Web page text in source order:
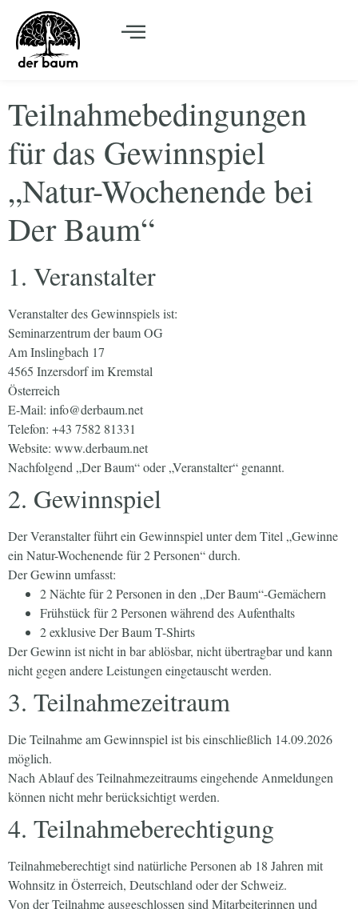
Teilnahmebedingungen
für das Gewinnspiel
„Natur-Wochenende bei
Der Baum“
1. Veranstalter
Veranstalter des Gewinnspiels ist:
Seminarzentrum der baum OG
Am Inslingbach 17
4565 Inzersdorf im Kremstal
Österreich
E-Mail: info@derbaum.net
Telefon: +43 7582 81331
Website: www.derbaum.net
Nachfolgend „Der Baum“ oder „Veranstalter“ genannt.
2. Gewinnspiel
Der Veranstalter führt ein Gewinnspiel unter dem Titel „Gewinne
ein Natur-Wochenende für 2 Personen“ durch.
Der Gewinn umfasst:
2 Nächte für 2 Personen in den „Der Baum“-Gemächern
Frühstück für 2 Personen während des Aufenthalts
2 exklusive Der Baum T-Shirts
Der Gewinn ist nicht in bar ablösbar, nicht übertragbar und kann
nicht gegen andere Leistungen eingetauscht werden.
3. Teilnahmezeitraum
Die Teilnahme am Gewinnspiel ist bis einschließlich 14.09.2026
möglich.
Nach Ablauf des Teilnahmezeitraums eingehende Anmeldungen
können nicht mehr berücksichtigt werden.
4. Teilnahmeberechtigung
Teilnahmeberechtigt sind natürliche Personen ab 18 Jahren mit
Wohnsitz in Österreich, Deutschland oder der Schweiz.
Von der Teilnahme ausgeschlossen sind Mitarbeiterinnen und